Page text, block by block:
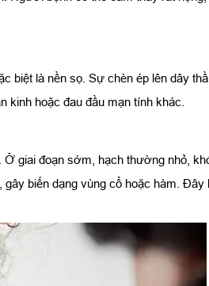
biệt là nền sọ. Sự chèn ép lên dây
kinh hoặc đau đầu mạn tính khác.
giai đoạn sớm, hạch thường nhỏ,
biến dạng vùng cổ hoặc hàm. Đây